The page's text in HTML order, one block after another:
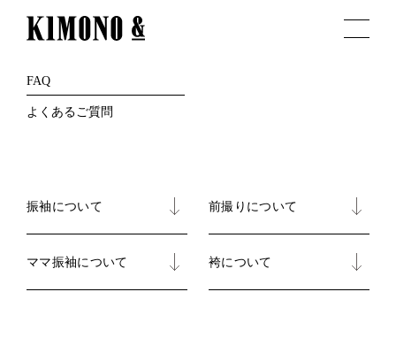
FAQ
よくあるご質問
振袖について 前撮りについて
ママ振袖について 袴について